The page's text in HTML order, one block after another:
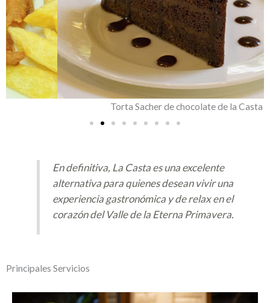
Torta Sacher de chocolate de la Casta
En definitiva, La Casta es una excelente
alternativa para quienes desean vivir una
experiencia gastronómica y de relax en el
corazón del Valle de la Eterna Primavera.
Principales Servicios